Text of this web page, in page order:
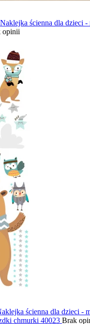
Naklejka ścienna dla dzieci -
opinii
ścienna dla dzieci -
chmurki 40023 Brak